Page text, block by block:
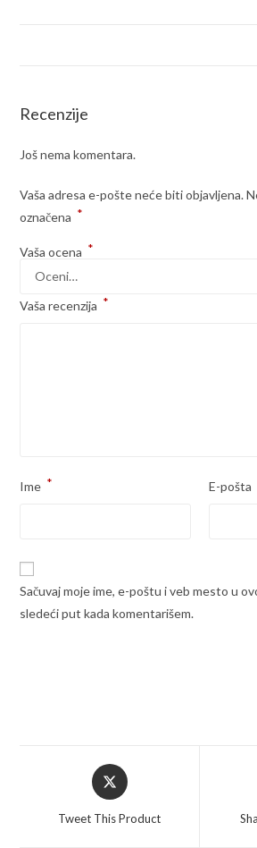
Recenzije
Još nema komentara.
Vaša adresa e-pošte neće biti objavljena.
označena *
Vaša ocena *
Vaša recenzija *
Ime * E-pošta
Sačuvaj moje ime, e-poštu i veb mesto u
sledeći put kada komentarišem.
Opens
in
Tweet This Product